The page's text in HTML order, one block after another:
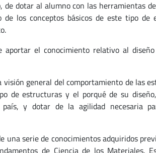
dotar al alumno con las herramientas
de los conceptos básicos de este tipo
aportar el conocimiento relativo al
visión general del comportamiento de las
de estructuras y el porqué de su
y dotar de la agilidad necesaria
una serie de conocimientos adquiridos
de Ciencia de los Materiales.